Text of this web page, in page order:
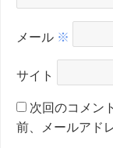
メール ※
サイト
次回のコメン
前、メールアド